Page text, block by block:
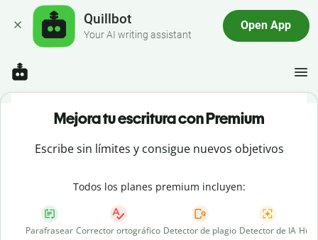
Quillbot
Your AI writing assistant
Open App
Mejora tu escritura con Premium
Escribe sin límites y consigue nuevos objetivos
Todos los planes premium incluyen:
Parafrasear Corrector ortográfico Detector de plagio Detector de IA